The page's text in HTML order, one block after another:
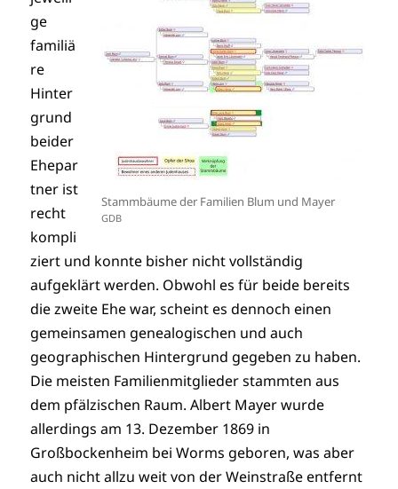
Stammbäume der Familien Blum und Mayer
GDB
ge
familiä
re
Hinter
grund
beider
Ehepar
tner ist
recht
kompli
ziert und konnte bisher nicht vollständig
aufgeklärt werden. Obwohl es für beide bereits
die zweite Ehe war, scheint es dennoch einen
gemeinsamen genealogischen und auch
geographischen Hintergrund gegeben zu haben.
Die meisten Familienmitglieder stammten aus
dem pfälzischen Raum. Albert Mayer wurde
allerdings am 13. Dezember 1869 in
Großbockenheim bei Worms geboren, was aber
auch nicht allzu weit von der Weinstraße entfernt